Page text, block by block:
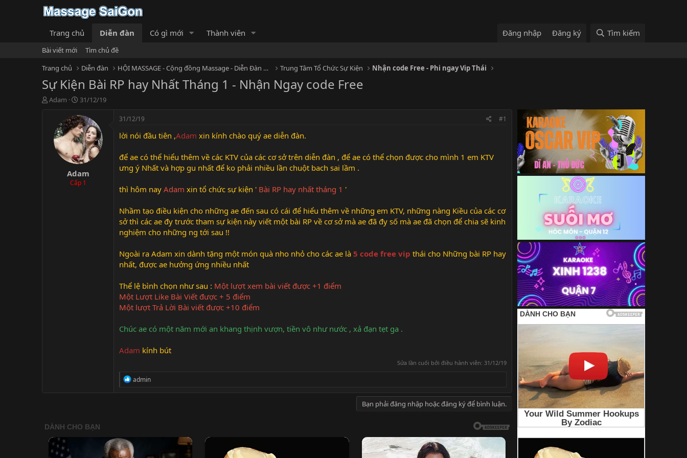
Trang chủ Diễn đàn Có gì mới Thành viên Đăng nhập Đăng ký Tìm kiếm
Bài viết mới
Tìm chủ đề
Trang chủ
Diễn đàn HỘI MASSAGE - Cộng đồng Massage - Diễn Đàn Matxa Trung Tâm Tổ Chức Sự Kiện Nhận code Free - Phi ngay Vip Thái
Sự Kiện Bài RP hay Nhất Tháng 1 - Nhận Ngay code Free
T
Adam
N
à
y
g
ử
i
31/12/19
Adam
Cấp 1
31/12/19 #1
lời nói đầu tiên ,Adam xin kính chào quý ae diễn đàn.
để ae có thể hiểu thêm về các KTV của các cơ sở trên diễn đàn , để ae có thể chọn được cho mình 1 em KTV
ưng ý Nhất và hợp gu nhất để ko phải nhiều lần chuột bach sai lầm .
thì hôm nay Adam xin tổ chức sự kiện ' Bài RP hay nhất tháng 1 '
Nhầm tạo điều kiện cho những ae đến sau có cái để hiểu thêm về những em KTV, những nàng Kiều của các cơ
sở thì các ae đy trước tham sự kiện này viết một bài RP về cơ sở mà ae đã đy số mà ae đã chọn để chia sẽ kinh
nghiệm cho những ng tới sau !!
Ngoài ra Adam xin dành tặng một món quà nho nhỏ cho các ae là 5 code free vip thái cho Những bài RP hay
nhất, được ae hưởng ứng nhiều nhất
Thể lệ bình chọn như sau : Một lượt xem bài viết được +1 điểm
Một Lượt Like Bài Viết được + 5 điểm
Một lượt Trả Lời Bài viết được +10 điểm
Chúc ae có một năm mới an khang thịnh vượn, tiền vô như nước , xả đạn tẹt ga .
Adam kính bút
Sửa lần cuối bởi điều hành viên: 31/12/19
R
s
:
admin
Bạn phải đăng nhập hoặc đăng ký để bình luận.